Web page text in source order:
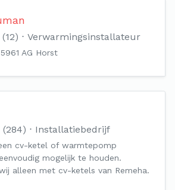
(12) Verwarmingsinstallateur
AG Horst
(284) Installatiebedrijf
cv-ketel of warmtepomp
mogelijk te houden.
alleen met cv-ketels van Remeha.